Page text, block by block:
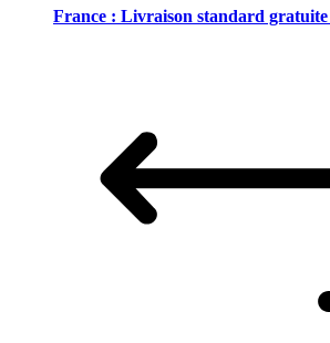
France : Livraison standard gratuite